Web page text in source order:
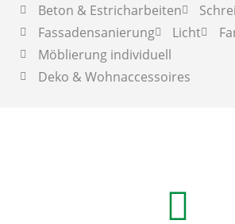
Beton & Estricharbeiten
Fassadensanierung
Licht
Möblierung individuell
Deko & Wohnaccessoires